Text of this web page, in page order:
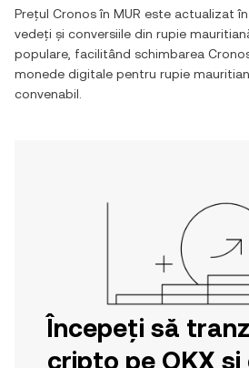
Prețul Cronosîn MUR este actualizat
vedeți și conversiile din rupie
populare, facilitând schimbarea
monede digitale pentru rupie
convenabil.
Începeți să
cripto pe OKX